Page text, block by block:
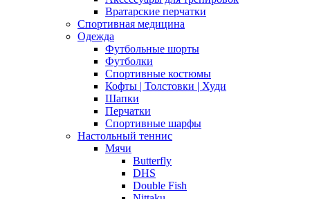
Вратарские перчатки
Спортивная медицина
Одежда
Футбольные шорты
Футболки
Спортивные костюмы
Кофты | Толстовки | Худи
Шапки
Перчатки
Спортивные шарфы
Настольный теннис
Мячи
Butterfly
DHS
Double Fish